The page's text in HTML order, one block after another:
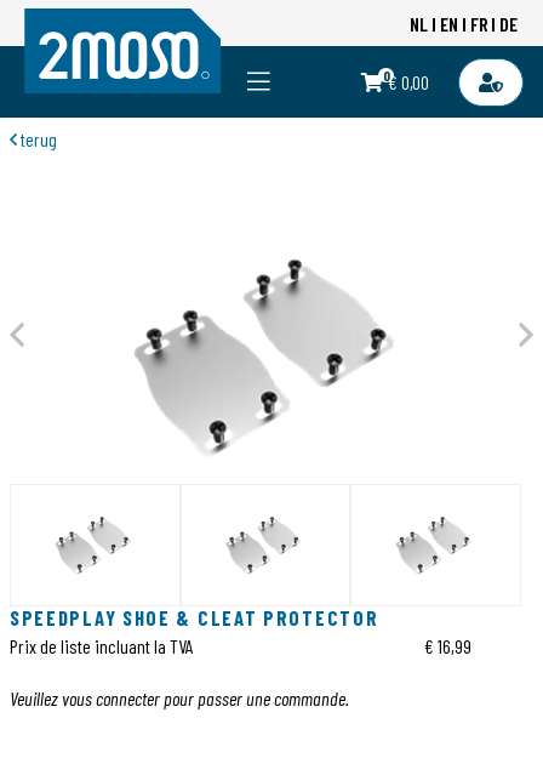
NL EN FR DE
0€ 0,00
terug
SPEEDPLAY SHOE & CLEAT PROTECTOR
Prix de liste incluant la TVA € 16,99
Veuillez vous connecter pour passer une commande.